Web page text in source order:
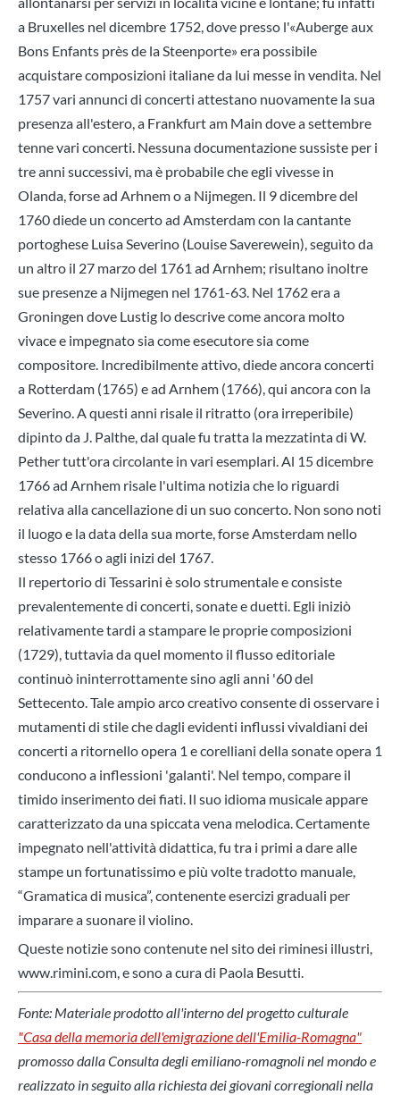
a Bruxelles nel dicembre 1752, dove presso l'«Auberge aux
Bons Enfants près de la Steenporte» era possibile
acquistare composizioni italiane da lui messe in vendita. Nel
1757 vari annunci di concerti attestano nuovamente la sua
presenza all'estero, a Frankfurt am Main dove a settembre
tenne vari concerti. Nessuna documentazione sussiste per i
tre anni successivi, ma è probabile che egli vivesse in
Olanda, forse ad Arhnem o a Nijmegen. Il 9 dicembre del
1760 diede un concerto ad Amsterdam con la cantante
portoghese Luisa Severino (Louise Saverewein), seguìto da
un altro il 27 marzo del 1761 ad Arnhem; risultano inoltre
sue presenze a Nijmegen nel 1761-63. Nel 1762 era a
Groningen dove Lustig lo descrive come ancora molto
vivace e impegnato sia come esecutore sia come
compositore. Incredibilmente attivo, diede ancora concerti
a Rotterdam (1765) e ad Arnhem (1766), qui ancora con la
Severino. A questi anni risale il ritratto (ora irreperibile)
dipinto da J. Palthe, dal quale fu tratta la mezzatinta di W.
Pether tutt'ora circolante in vari esemplari. Al 15 dicembre
1766 ad Arnhem risale l'ultima notizia che lo riguardi
relativa alla cancellazione di un suo concerto. Non sono noti
il luogo e la data della sua morte, forse Amsterdam nello
stesso 1766 o agli inizi del 1767.
Il repertorio di Tessarini è solo strumentale e consiste
prevalentemente di concerti, sonate e duetti. Egli iniziò
relativamente tardi a stampare le proprie composizioni
(1729), tuttavia da quel momento il flusso editoriale
continuò ininterrottamente sino agli anni '60 del
Settecento. Tale ampio arco creativo consente di osservare i
mutamenti di stile che dagli evidenti influssi vivaldiani dei
concerti a ritornello opera 1 e corelliani della sonate opera 1
conducono a inflessioni 'galanti'. Nel tempo, compare il
timido inserimento dei fiati. Il suo idioma musicale appare
caratterizzato da una spiccata vena melodica. Certamente
impegnato nell'attività didattica, fu tra i primi a dare alle
stampe un fortunatissimo e più volte tradotto manuale,
“Gramatica di musica”, contenente esercizi graduali per
imparare a suonare il violino.
Queste notizie sono contenute nel sito dei riminesi illustri,
www.rimini.com, e sono a cura di Paola Besutti.
Fonte: Materiale prodotto all'interno del progetto culturale
"Casa della memoria dell'emigrazione dell'Emilia-Romagna"
promosso dalla Consulta degli emiliano-romagnoli nel mondo e
realizzato in seguito alla richiesta dei giovani corregionali nella